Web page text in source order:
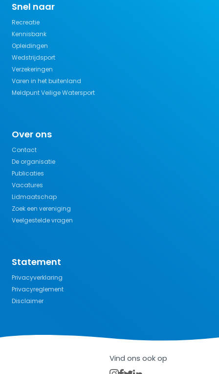
Snel naar
Recreatie
Kennisbank
Opleidingen
Wedstrijdsport
Verzekeringen
Varen in het buitenland
Meldpunt Veilige Watersport
Over ons
Contact
De organisatie
Publicaties
Vacatures
Lidmaatschap
Zoek een vereniging
Veelgestelde vragen
Statement
Privacyverklaring
Privacyreglement
Disclaimer
Vind ons ook op